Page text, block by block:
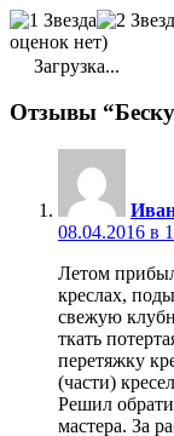
оценок нет)
Загрузка...
Отзывы
08.04.2016 в
Летом
креслах,
свежую
ткать
перетяжку
(части)
Решил
мастера. За